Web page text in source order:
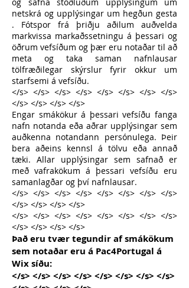
netskrá og upplýsingar um hegðun gesta
. Fótspor frá þriðju aðilum auðvelda
markvissa markaðssetningu á þessari og
öðrum vefsíðum og þær eru notaðar til að
meta og taka saman nafnlausar
tölfræðilegar skýrslur fyrir okkur um
starfsemi á vefsíðu.
</s> </s> </s> </s> </s> </s> </s> </s>
</s> </s> </s> </s>
Engar smákökur á þessari vefsíðu fanga
nafn notanda eða aðrar upplýsingar sem
auðkenna notandann persónulega. Þeir
bera aðeins kennsl á tölvu eða annað
tæki. Allar upplýsingar sem safnað er
með vafrakökum á þessari vefsíðu eru
samanlagðar og því nafnlausar.
</s> </s> </s> </s> </s> </s> </s> </s>
</s> </s> </s> </s>
</s> </s> </s> </s> </s> </s> </s> </s>
</s> </s> </s> </s>
Það eru tvær tegundir af smákökum
sem notaðar eru á Pac4Portugal á
Wix síðu:
</s> </s> </s> </s> </s> </s> </s> </s>